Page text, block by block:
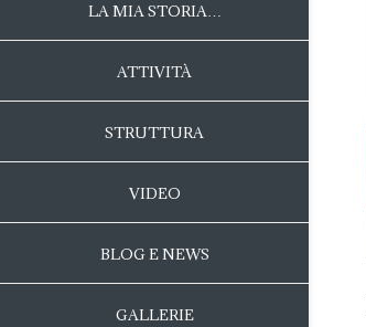
LA MIA STORIA…
ATTIVITÀ
STRUTTURA
VIDEO
BLOG E NEWS
GALLERIE